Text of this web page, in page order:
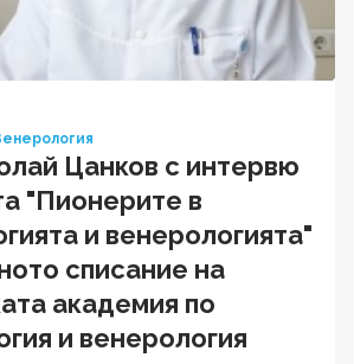
Цанков с интервю
"Пионерите в
и венерологията"
списание на
академия по
и венерология